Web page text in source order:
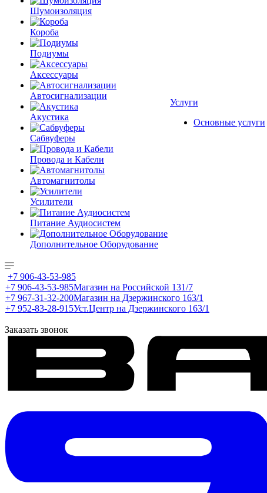
Шумоизоляция
Короба
Подиумы
Аксессуары
Автосигнализации
Акустика
Сабвуферы
Провода и Кабели
Автомагнитолы
Усилители
Питание Аудиосистем
Дополнительное Оборудование
Услуги
Основные услуги
+7 906-43-53-985
+7 906-43-53-985Магазин на Российской 131/7
+7 967-31-32-200Магазин на Дзержинского 163/1
+7 952-83-28-915Уст.Центр на Дзержинского 163/1
Заказать звонок